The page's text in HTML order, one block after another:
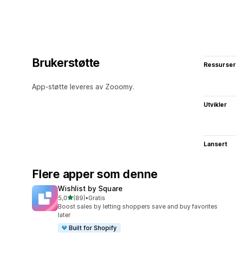
Brukerstøtte
App-støtte leveres av Zooomy.
Ressurser
Utvikler
Lansert
Flere apper som denne
Wishlist by Square
5,0av 5 stjerner
(89)
Totalt 89 omtaler
•Gratis
Boost sales by letting shoppers save and buy favorites
later
Built for Shopify